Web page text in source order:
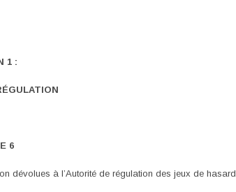
1 :
6
dévolues à l’Autorité de régulation des jeux de hasard.